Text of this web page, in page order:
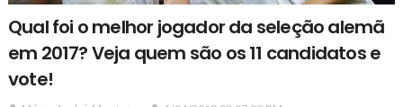
Qual foi o melhor jogador da seleção alemã
em 2017? Veja quem são os 11 candidatos e
vote!